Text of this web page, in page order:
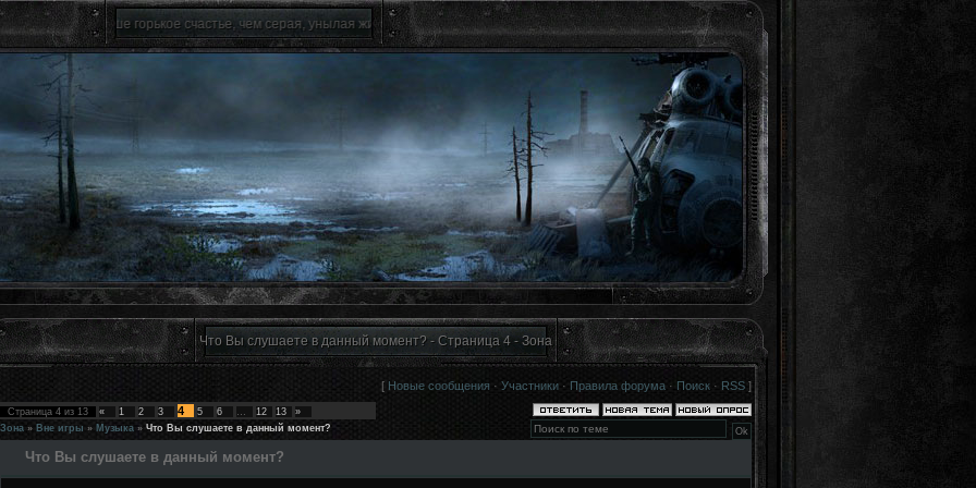
Лучше горькое счастье, чем серая, унылая жизнь.(c)
Что Вы слушаете в данный момент? - Страница 4 - Зона
[ Новые сообщения · Участники · Правила форума · Поиск · RSS ]
Страница 4 из 13 « 1 2 3 4 5 6 … 12 13
»
Зона » Вне игры » Музыка » Что Вы слушаете в данный момент?
Что Вы слушаете в данный момент?